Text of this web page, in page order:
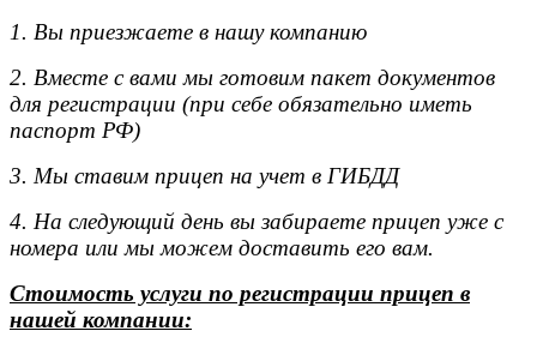
1. Вы приезжаете в нашу компанию
2. Вместе с вами мы готовим пакет документов
для регистрации (при себе обязательно иметь
паспорт РФ)
3. Мы ставим прицеп на учет в ГИБДД
4. На следующий день вы забираете прицеп уже с
номера или мы можем доставить его вам.
Стоимость услуги по регистрации прицеп в
нашей компании: